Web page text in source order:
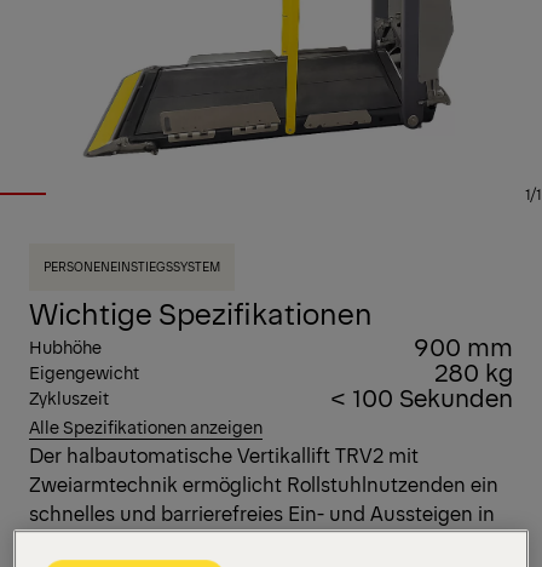
1/1
PERSONENEINSTIEGSSYSTEM
Wichtige Spezifikationen
Hubhöhe 900 mm
Eigengewicht 280 kg
Zykluszeit < 100 Sekunden
Alle Spezifikationen anzeigen
Der halbautomatische Vertikallift TRV2 mit
Zweiarmtechnik ermöglicht Rollstuhlnutzenden ein
schnelles und barrierefreies Ein- und Aussteigen in
Hochgeschwindigkeitszügen. Mit der kürzesten